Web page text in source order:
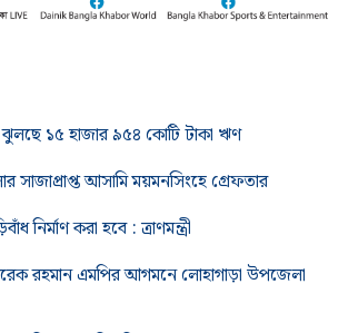
ঝুলছে ১৫ হাজার ৯৫৪ কোটি টাকা ঋণ
সাজাপ্রাপ্ত আসামি ময়মনসিংহে গ্রেফতার
নির্মাণ করা হবে : ত্রাণমন্ত্রী
তারেক রহমান এমপির আগমনে লোহাগাড়া উপজেলা